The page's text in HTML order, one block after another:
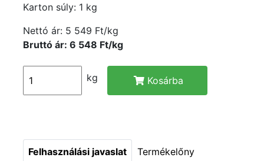
Karton súly: 1 kg
Nettó ár: 5 549 Ft/kg
Bruttó ár: 6 548 Ft/kg
kg Kosárba
Felhasználási javaslat Termékelőny